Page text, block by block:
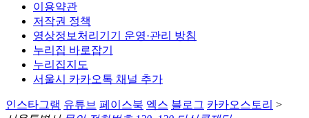
이용약관
저작권 정책
영상정보처리기기 운영·관리 방침
누리집 바로잡기
누리집지도
서울시 카카오톡 채널 추가
인스타그램 유튜브 페이스북 엑스 블로그 카카오스토리 >